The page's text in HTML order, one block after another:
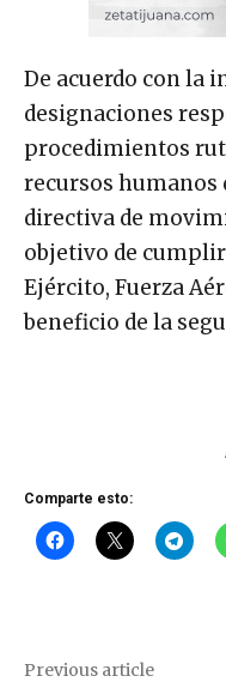
De acuerdo con la
designaciones
procedimientos
recursos humanos
directiva de
objetivo de
Ejército, Fuerza
beneficio de la
Comparte esto:
Previous article